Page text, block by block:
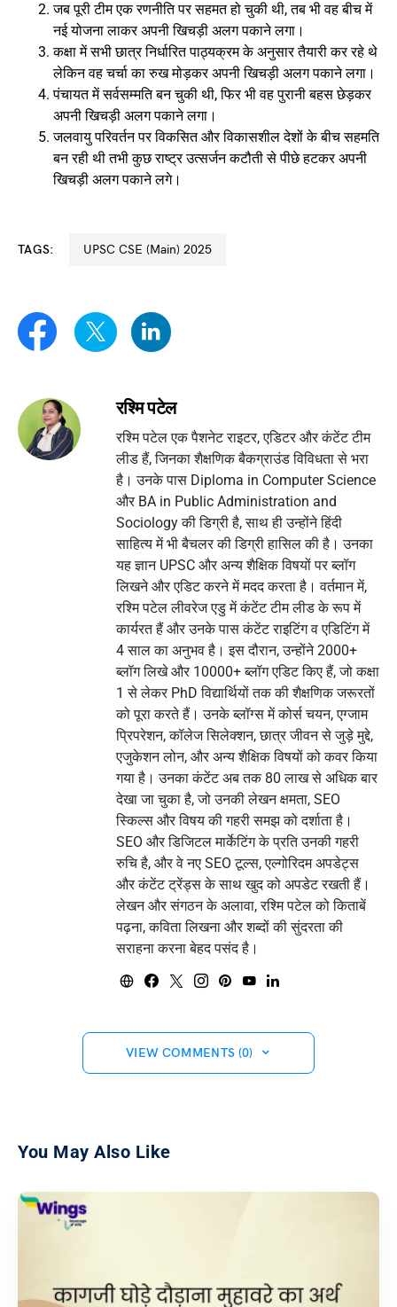
जब पूरी टीम एक रणनीति पर सहमत हो चुकी थी, तब भी वह बीच में
नई योजना लाकर अपनी खिचड़ी अलग पकाने लगा।
कक्षा में सभी छात्र निर्धारित पाठ्यक्रम के अनुसार तैयारी कर रहे थे
लेकिन वह चर्चा का रुख मोड़कर अपनी खिचड़ी अलग पकाने लगा।
पंचायत में सर्वसम्मति बन चुकी थी, फिर भी वह पुरानी बहस छेड़कर
अपनी खिचड़ी अलग पकाने लगा।
जलवायु परिवर्तन पर विकसित और विकासशील देशों के बीच सहमति
बन रही थी तभी कुछ राष्ट्र उत्सर्जन कटौती से पीछे हटकर अपनी
खिचड़ी अलग पकाने लगे।
TAGS: UPSC CSE (Main) 2025
रश्मि पटेल
रश्मि पटेल एक पैशनेट राइटर, एडिटर और कंटेंट टीम
लीड हैं, जिनका शैक्षणिक बैकग्राउंड विविधता से भरा
है। उनके पास Diploma in Computer Science
और BA in Public Administration and
Sociology की डिग्री है, साथ ही उन्होंने हिंदी
साहित्य में भी बैचलर की डिग्री हासिल की है। उनका
यह ज्ञान UPSC और अन्य शैक्षिक विषयों पर ब्लॉग
लिखने और एडिट करने में मदद करता है। वर्तमान में,
रश्मि पटेल लीवरेज एडु में कंटेंट टीम लीड के रूप में
कार्यरत हैं और उनके पास कंटेंट राइटिंग व एडिटिंग में
4 साल का अनुभव है। इस दौरान, उन्होंने 2000+
ब्लॉग लिखे और 10000+ ब्लॉग एडिट किए हैं, जो कक्षा
1 से लेकर PhD विद्यार्थियों तक की शैक्षणिक जरूरतों
को पूरा करते हैं। उनके ब्लॉग्स में कोर्स चयन, एग्जाम
प्रिपरेशन, कॉलेज सिलेक्शन, छात्र जीवन से जुड़े मुद्दे,
एजुकेशन लोन, और अन्य शैक्षिक विषयों को कवर किया
गया है। उनका कंटेंट अब तक 80 लाख से अधिक बार
देखा जा चुका है, जो उनकी लेखन क्षमता, SEO
स्किल्स और विषय की गहरी समझ को दर्शाता है।
SEO और डिजिटल मार्केटिंग के प्रति उनकी गहरी
रुचि है, और वे नए SEO टूल्स, एल्गोरिदम अपडेट्स
और कंटेंट ट्रेंड्स के साथ खुद को अपडेट रखती हैं।
लेखन और संगठन के अलावा, रश्मि पटेल को किताबें
पढ़ना, कविता लिखना और शब्दों की सुंदरता की
सराहना करना बेहद पसंद है।
VIEW COMMENTS (0)
You May Also Like